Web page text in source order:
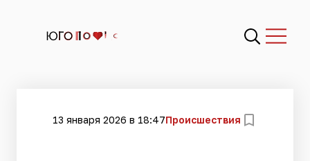
13 января 2026 в 18:47Происшествия